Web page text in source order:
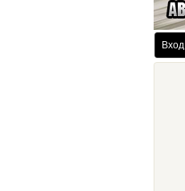
Вход